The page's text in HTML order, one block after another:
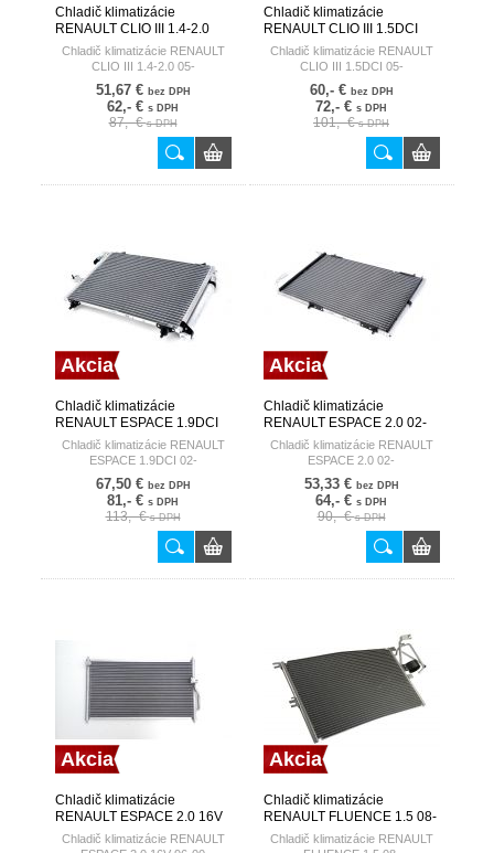
Chladič klimatizácie
RENAULT CLIO III 1.4-2.0
05- HART
Chladič klimatizácie RENAULT
CLIO III 1.4-2.0 05-
51,67 € bez DPH
62,- € s DPH
87,- €s DPH
Chladič klimatizácie
RENAULT CLIO III 1.5DCI
05- HART
Chladič klimatizácie RENAULT
CLIO III 1.5DCI 05-
60,- € bez DPH
72,- € s DPH
101,- €s DPH
Akcia
Chladič klimatizácie
RENAULT ESPACE 1.9DCI
02- HART
Chladič klimatizácie RENAULT
ESPACE 1.9DCI 02-
67,50 € bez DPH
81,- € s DPH
113,- €s DPH
Akcia
Chladič klimatizácie
RENAULT ESPACE 2.0 02-
HART
Chladič klimatizácie RENAULT
ESPACE 2.0 02-
53,33 € bez DPH
64,- € s DPH
90,- €s DPH
Akcia
Chladič klimatizácie
RENAULT ESPACE 2.0 16V
96-00 HART
Chladič klimatizácie RENAULT
Akcia
Chladič klimatizácie
RENAULT FLUENCE 1.5 08-
HART
Chladič klimatizácie RENAULT